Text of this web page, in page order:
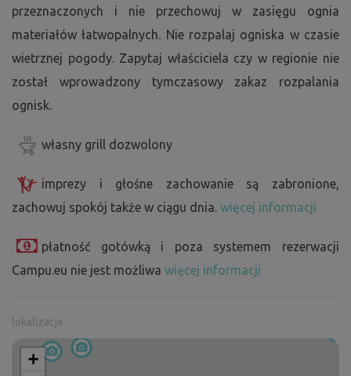
przeznaczonych i nie przechowuj w zasięgu ognia
materiałów łatwopalnych. Nie rozpalaj ogniska w czasie
wietrznej pogody. Zapytaj właściciela czy w regionie nie
został wprowadzony tymczasowy zakaz rozpalania
ognisk.
własny grill dozwolony
imprezy i głośne zachowanie są zabronione,
zachowuj spokój także w ciągu dnia. więcej informacji
płatność gotówką i poza systemem rezerwacji
Campu.eu nie jest możliwa więcej informacji
lokalizacja
+